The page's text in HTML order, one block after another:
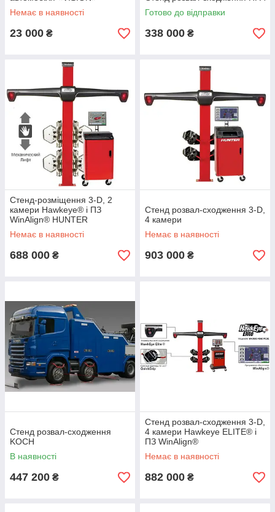
Немає в наявності
23 000 ₴
Готово до відправки
338 000 ₴
Cтенд-розміщення 3-D, 2
камери Hawkeye® і ПЗ
WinAlign® HUNTER
Немає в наявності
688 000 ₴
Стенд розвал-сходження 3-D,
4 камери
Немає в наявності
903 000 ₴
Стенд розвал-сходження
KOCH
В наявності
447 200 ₴
Стенд розвал-сходження 3-D,
4 камери Hawkeye ELITE® і
ПЗ WinAlign®
Немає в наявності
882 000 ₴